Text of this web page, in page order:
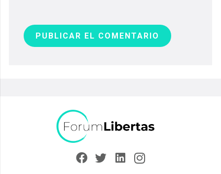
PUBLICAR EL COMENTARIO